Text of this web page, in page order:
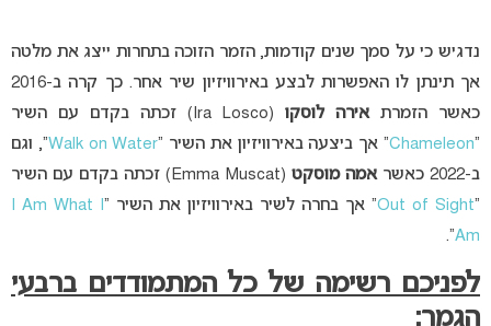
נדגיש כי על סמך שנים קודמות, הזמר הזוכה בתחרות ייצג את מלטה
אך תינתן לו האפשרות לבצע באירוויזיון שיר אחר. כך קרה ב-2016
כאשר הזמרתאירה לוסקו
(Ira Losco) זכתה בקדם עם השיר
“
Chameleon” אך ביצעה באירוויזיון את השיר “Walk on Water“, וגם
ב-2022 כאשר
אמה מוסקט
(Emma Muscat) זכתה בקדם עם השיר
“
Out of Sight” אך בחרה לשיר באירוויזיון את השיר “I Am What I
Am
“.
לפניכם רשימה של כל המתמודדים ברבעי
הגמר: